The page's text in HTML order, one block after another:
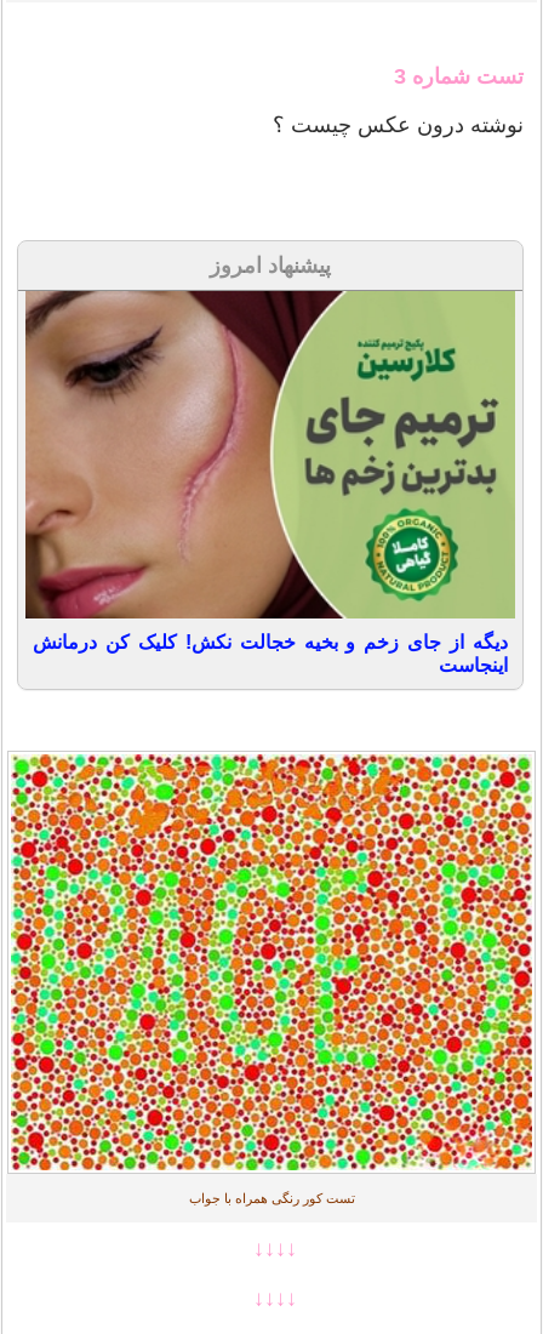
تست شماره 3
نوشته درون عکس چیست ؟
پیشنهاد امروز
دیگه از جای زخم و بخیه خجالت نکش! کلیک کن درمانش
اینجاست
تست کور رنگی همراه با جواب
↓↓↓↓
↓↓↓↓